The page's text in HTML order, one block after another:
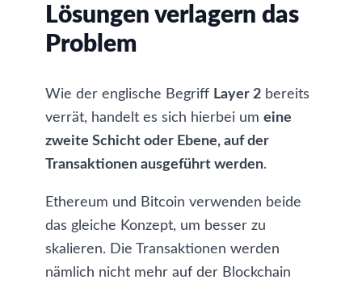
Lösungen verlagern das
Problem
Wie der englische Begriff Layer 2 bereits
verrät, handelt es sich hierbei um eine
zweite Schicht oder Ebene, auf der
Transaktionen ausgeführt werden.
Ethereum und Bitcoin verwenden beide
das gleiche Konzept, um besser zu
skalieren. Die Transaktionen werden
nämlich nicht mehr auf der Blockchain